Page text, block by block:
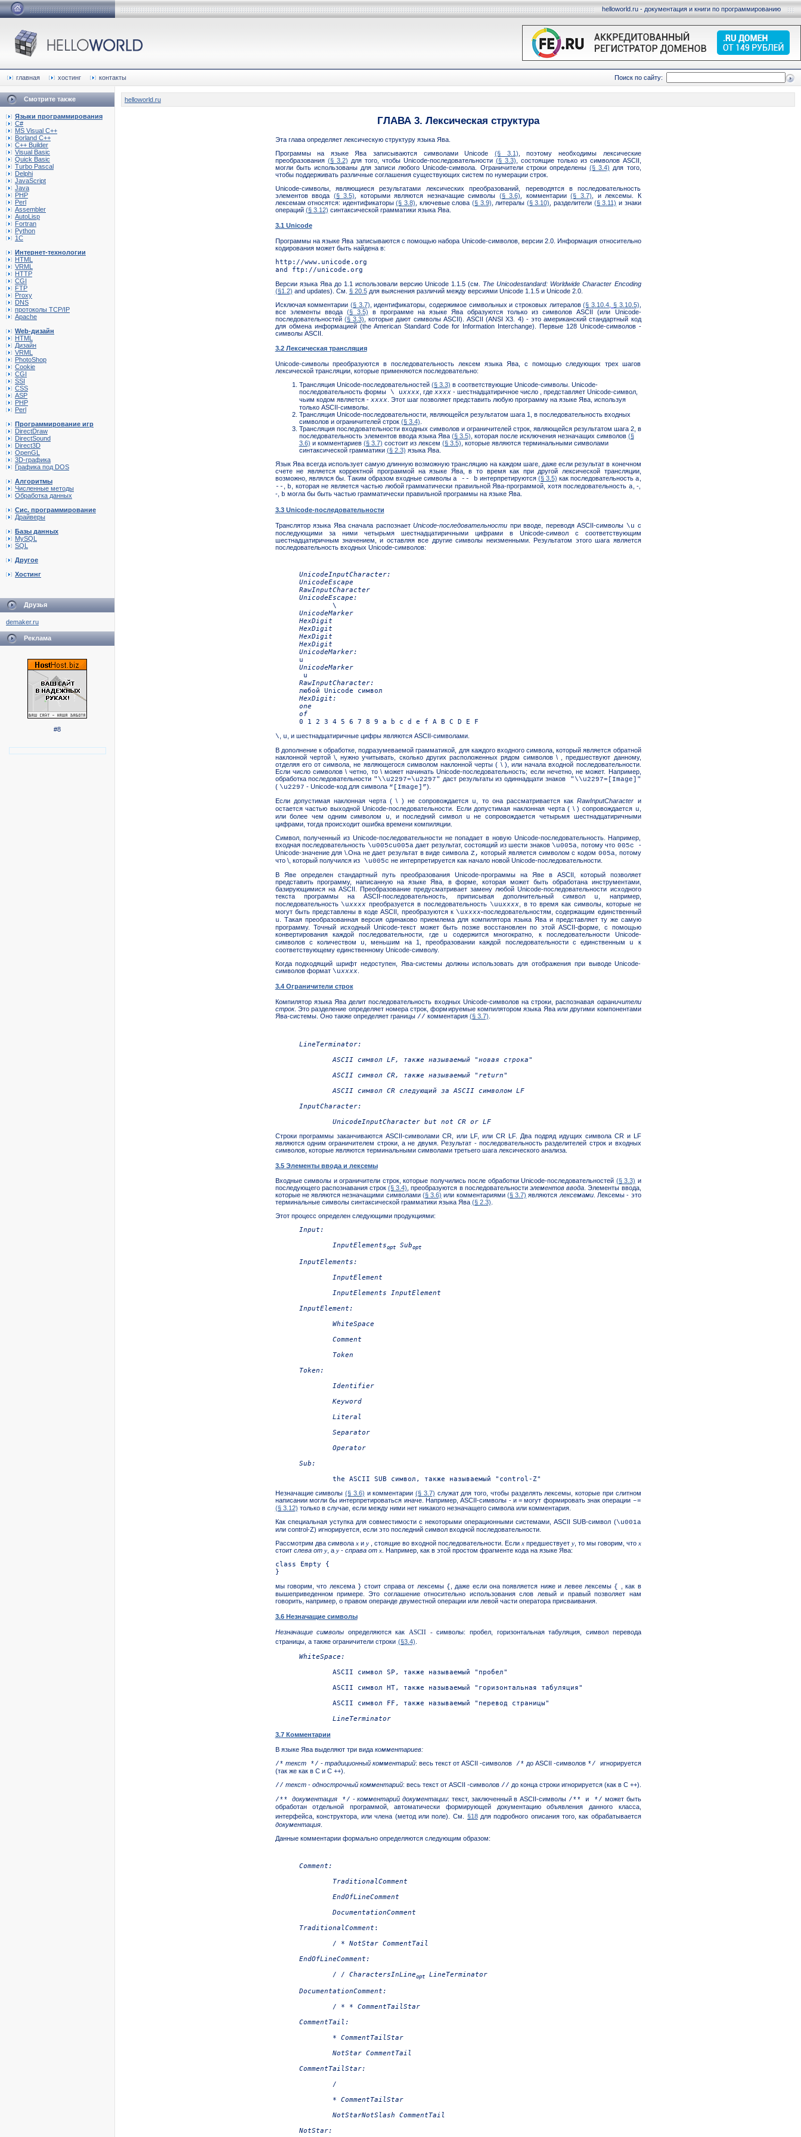
helloworld.ru - документация и книги по программированию
главная хостинг контакты Поиск по сайту:
Смотрите также
Языки программирования
C#
MS Visual C++
Borland C++
C++ Builder
Visual Basic
Quick Basic
Turbo Pascal
Delphi
JavaScript
Java
PHP
Perl
Assembler
AutoLisp
Fortran
Python
1C
Интернет-технологии
HTML
VRML
HTTP
CGI
FTP
Proxy
DNS
протоколы TCP/IP
Apache
Web-дизайн
HTML
Дизайн
VRML
PhotoShop
Cookie
CGI
SSI
CSS
ASP
PHP
Perl
Программирование игр
DirectDraw
DirectSound
Direct3D
OpenGL
3D-графика
Графика под DOS
Алгоритмы
Численные методы
Обработка данных
Сис. программирование
Драйверы
Базы данных
MySQL
SQL
Другое
Хостинг
Друзья
demaker.ru
Реклама
#8
helloworld.ru
ГЛАВА 3. Лексическая структура
Эта глава определяет лексическую структуру языка Ява.
Программы на языке Ява записываются символами Unicode (§ 3.1) , поэтому необходимы лексические
преобразования (§ 3.2) для того, чтобы Unicode-последовательности (§ 3.3) , состоящие только из символов ASCII,
могли быть использованы для записи любого Unicodе-символа. Ограничители строки определены(§ 3.4) для того,
чтобы поддерживать различные соглашения существующих систем по нумерации строк.
Unicode-cимволы, являющиеся результатами лексических преобразований, переводятся в последовательность
элементов ввода (§ 3.5) , которыми являются незначащие символы (§ 3.6) , комментарии(§ 3.7) , и лексемы. К
лексемам относятся: идентификаторы(§ 3.8) , ключевые слова (§ 3.9) , литералы (§ 3.10) , разделители (§ 3.11) и знаки
операций (§ 3.12) синтаксической грамматики языка Ява.
3.1 Unicode
Программы на языке Ява записываются с помощью набора Unicode-символов, версии 2.0. Информация относительно
кодирования может быть найдена в:
http://www.unicode.org
and
Версии языка Ява до 1.1 использовали версию Unicode 1.1.5 (см. The Unicodestandard: Worldwide Character Encoding
(§1.2) and updates). См. § 20.5для выяснения различий между версиями Unicode 1.1.5 и Unicode 2.0.
Исключая комментарии (§ 3.7) , идентификаторы, содержимое символьных и строковых литералов(§ 3.10.4 § 3.10.5)
все элементы ввода (§ 3.5) в программе на языке Ява образуются только из символов ASCII (или Unicode-
последовательностей (§ 3.3) , которые дают символы ASCII). ASCII (ANSI X3. 4) - это американский стандартный код
для обмена информацией (the American Standard Code for Information Interchange). Первые 128 Unicode-символов -
символы ASCII.
3.2 Лексическая трансляция
Unicode-символы преобразуются в последовательность лексем языка Ява, с помощью следующих трех шагов
лексической трансляции, которые применяются последовательно:
Трансляция Unicode-последовательностей (§ 3.3) в соответствующие Unicode-символы. Unicode-
последовательность формы\ uxxxx, где xxxx- шестнадцатиричное число , представляет Unicode-символ,
чьим кодом является - xxxx. Этот шаг позволяет представить любую программу на языке Ява, используя
только ASCII-символы.
Трансляция Unicode-последовательности, являющейся результатом шага 1, в последовательность входных
символов и ограничителей строк (§ 3.4)
Трансляция последовательности входных символов и ограничителей строк, являющейся результатом шага 2, в
последовательность элементов ввода языка Ява (§ 3.5) , которая после исключения незначащих символов (§
3.6) и комментариев (§ 3.7) состоит из лексем (§ 3.5) , которые являются терминальными символами
синтаксической грамматики (§ 2.3) языка Ява.
Язык Ява всегда использует самую длинную возможную трансляцию на каждом шаге, даже если результат в конечном
счете не является корректной программой на языке Ява, в то время как при другой лексической трансляции,
возможно, являлся бы. Таким образом входные символы а -- b интерпретируются (§ 3.5) как последовательность а
--
b , которая не является частью любой грамматически правильной Ява-программой, хотя последовательность а , -,
-,
b могла бы быть частью грамматически правильной программы на языке Ява.
3.3 Unicode-последовательности
Транслятор языка Ява сначала распознает Unicode-последовательности при вводе, переводя ASCII-символы \u с
последующими за ними четырьмя шестнадцатиричными цифрами в Unicode-символ с соответствующим
шестнадцатиричным значением, и оставляя все другие символы неизменными. Результатом этого шага является
последовательность входных Unicode-символов:
UnicodeInputCharacter:
UnicodeEscape
RawInputCharacter
UnicodeEscape:
	\
UnicodeMarker
HexDigit
HexDigit
HexDigit
HexDigit
UnicodeMarker:
u
UnicodeMarker
u
RawInputCharacter:
HexDigit:
one
of
\ u , и шестнадцатиричные цифры являются ASCII-символами.
В дополнение к обработке, подразумеваемой грамматикой, для каждого входного символа, который является обратной
наклонной чертой \, нужно учитывать, сколько других расположенных рядом символов \ , предшествуют данному,
отделяя его от символа, не являющегося символом наклонной черты ( \ ), или начала входной последовательности.
Если число символов \ четно, то \ может начинать Unicode-последовательность; если нечетно, не может. Например,
обработка последовательности "\\u2297=\u2297" даст результаты из одиннадцати знаков"\\u2297=[Image]"
( \u2297 - Unicode-код для символа “[Image]”).
Если допустимая наклонная черта ( \ ) не сопровождается u , то она рассматривается какRawInputCharacter и
остается частью выходной Unicode-последовательности. Если допустимая наклонная черта ( \ ) сопровождается u
или более чем одним символом u , и последний символ u не сопровождается четырьмя шестнадцатиричными
цифрами, тогда происходит ошибка времени компиляции.
Символ, полученный из Unicode-последовательности не попадает в новую Unicode-последовательность. Например,
входная последовательность \u005cu005a дает результат, состоящий из шести знаков\u005a , потому что 005c -
Unicode-значение для \.Она не дает результат в виде символа Z, который является символом с кодом 005a , потому
что \, который получился из\u005c не интерпретируется как начало новой Unicode-последовательности.
В Яве определен стандартный путь преобразования Unicode-программы на Яве в ASCII, который позволяет
представить программу, написанную на языке Ява, в форме, которая может быть обработана инструментами,
базирующимися на ASCII. Преобразование предусматривает замену любой Unicode-последовательности исходного
текста программы на ASCII-последовательность, приписывая дополнительный символ u
, например,
последовательность\uxxxx преобразуется в последовательность \uuxxxx, в то время как символы, которые не
могут быть представлены в коде ASCII, преобразуются к\uxxxx-последовательностям, содержащим единственный
u . Такая преобразованная версия одинаково приемлема для компилятора языка Ява и представляет ту же самую
программу. Точный исходный Unicode-текст может быть позже восстановлен по этой ASCII-форме, с помощью
конвертирования каждой последовательности, где u
содержится многократно, к последовательности Unicode-
символов с количеством u , меньшим на 1, преобразовании каждой последовательности с единственным u
к
соответствующему единственному Unicode-символу.
Когда подходящий шрифт недоступен, Ява-системы должны использовать для отображения при выводе Unicode-
символов формат \uxxxx.
3.4 Ограничители строк
Компилятор языка Ява делит последовательность входных Unicode-символов на строки, распознавая ограничители
строк. Это разделение определяет номера строк, формируемые компилятором языка Ява или другими компонентами
Ява-системы. Оно также определяет границы // комментария (§ 3.7)
LineTerminator:
ASCII символ LF, также называемый "новая строка"
	ASCII символ CR, также называемый "return"
ASCII символ CR следующий за ASCII символом LF
InputCharacter:
UnicodeInputCharacter
but not CR or LF
Строки программы заканчиваются ASCII-символами CR, или LF, или CR LF. Два подряд идущих символа CR и LF
являются одним ограничителем строки, а не двумя. Результат - последовательность разделителей строк и входных
символов, которые являются терминальными символами третьего шага лексического анализа.
3.5 Элементы ввода и лексемы
Входные символы и ограничители строк, которые получились после обработки Unicode-последовательностей (§ 3.3) и
последующего распознавания строк(§ 3.4) , преобразуются в последовательности элементов ввода . Элементы ввода,
которые не являются незначащими символами (§ 3.6) или комментариями (§ 3.7) являются лексемами. Лексемы - это
терминальные символы синтаксической грамматики языка Ява (§ 2.3)
Этот процесс определен следующими продукциями:
Input:
InputElementsopt Sub opt
InputElements:
InputElement
InputElements
InputElement:
WhiteSpace
Comment
Token:
Identifier
Keyword
Literal
Separator
Operator
Sub:
Незначащие символы (§ 3.6) и комментарии (§ 3.7) служат для того, чтобы разделять лексемы, которые при слитном
написании могли бы интерпретироваться иначе. Например, ASCII-символы - и = могут формировать знак операции –=
(§ 3.12) только в случае, если между ними нет никакого незначащего символа или комментария.
Как специальная уступка для совместимости с некоторыми операционными системами, ASCII SUB-символ (\u001а
или control-Z) игнорируется, если это последний символ входной последовательности.
Рассмотрим два символа xи y, стоящие во входной последовательности. Если xпредшествует y, то мы говорим, что x
стоит слева от y, а y- справа от x. Например, как в этой простом фрагменте кода на языке Ява:
class Empty {
мы говорим, что лексема } стоит справа от лексемы { , даже если она появляется ниже и левее лексемы {
, как в
вышеприведенном примере. Это соглашение относительно использования слов левый и правый позволяет нам
говорить, например, о правом операнде двуместной операции или левой части оператора присваивания.
3.6 Незначащие символы
Незначащие символы определяются как ASCII -символы: пробел, горизонтальная табуляция, символ перевода
страницы, а также ограничители строки (§3.4)
WhiteSpace:
ASCII символ HT, также называемый "горизонтальная табуляция"
ASCII символ FF, также называемый "перевод страницы"
LineTerminator
3.7 Комментарии
В языке Ява выделяют три вида комментариев:
/* текст*/ - традиционный комментарий: весь текст от ASCII -символов/* до ASCII -символов */ игнорируется
(так же как в C и C ++).
// текст- однострочный комментарий: весь текст от ASCII -символов // до конца строки игнорируется (как в C ++).
/**документация */ -комментарий документации: текст, заключенный в ASCII-символы /** и */ может быть
обработан отдельной программой, автоматически формирующей документацию объявления данного класса,
интерфейса, конструктора, или члена (метод или поле). См.
§18для подробного описания того, как обрабатывается
документация.
Данные комментарии формально определяются следующим образом:
Comment:
TraditionalComment
EndOfLineComment
TraditionalComment :
/ * NotStar
EndOfLineComment:
/ / CharactersInLineopt LineTerminator
DocumentationComment:
/ * *
CommentTailStar
CommentTail:
* CommentTailStar
NotStar
CommentTailStar:
/
	*
CommentTailStar
NotStarNotSlash
NotStar: